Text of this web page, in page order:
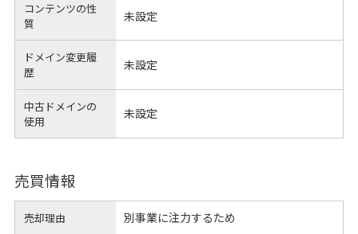
コンテンツの性
質
未設定
ドメイン変更履
歴
未設定
中古ドメインの
使用
未設定
売買情報
売却理由 別事業に注力するため